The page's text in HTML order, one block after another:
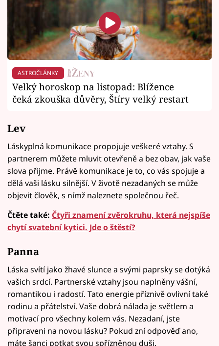
ASTROČLÁNKY
Velký horoskop na listopad: Blížence
čeká zkouška důvěry, Štíry velký restart
Lev
Láskyplná komunikace propojuje veškeré vztahy. S
partnerem můžete mluvit otevřeně a bez obav, jak vaše
slova přijme. Právě komunikace je to, co vás spojuje a
dělá vaši lásku silnější. V životě nezadaných se může
objevit člověk, s nímž naleznete společnou řeč.
Čtěte také: Čtyři znamení zvěrokruhu, která nejspíše
chytí svatební kytici. Jde o štěstí?
Panna
Láska svítí jako žhavé slunce a svými paprsky se dotýká
vašich srdcí. Partnerské vztahy jsou naplněny vášní,
romantikou i radostí. Tato energie příznivě ovlivní také
rodinu a přátelství. Vaše dobrá nálada je světlem a
motivací pro všechny kolem vás. Nezadaní, jste
připraveni na novou lásku? Pokud zní odpověď ano,
máte šanci potkat svou spřízněnou duši.